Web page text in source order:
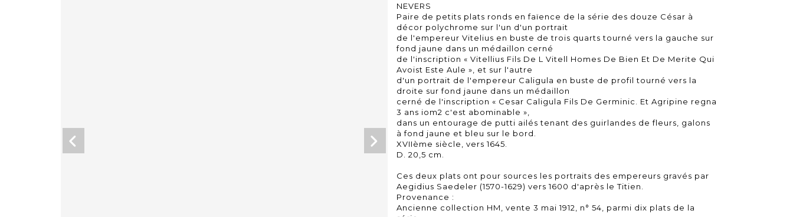
NEVERS
Paire de petits plats ronds en faïence de la série des douze César à
décor polychrome sur l'un d'un portrait
de l'empereur Vitelius en buste de trois quarts tourné vers la gauche sur
fond jaune dans un médaillon cerné
de l'inscription « Vitellius Fils De L Vitell Homes De Bien Et De Merite Qui
Avoist Este Aule », et sur l'autre
d'un portrait de l'empereur Caligula en buste de profil tourné vers la
droite sur fond jaune dans un médaillon
cerné de l'inscription « Cesar Caligula Fils De Germinic. Et Agripine regna
3 ans iom2 c'est abominable »,
dans un entourage de putti ailés tenant des guirlandes de fleurs, galons
à fond jaune et bleu sur le bord.
XVIIème siècle, vers 1645.
D. 20,5 cm.
Ces deux plats ont pour sources les portraits des empereurs gravés par
Aegidius Saedeler (1570-1629) vers 1600 d'après le Titien.
Provenance :
Ancienne collection HM, vente 3 mai 1912, n° 54, parmi dix plats de la